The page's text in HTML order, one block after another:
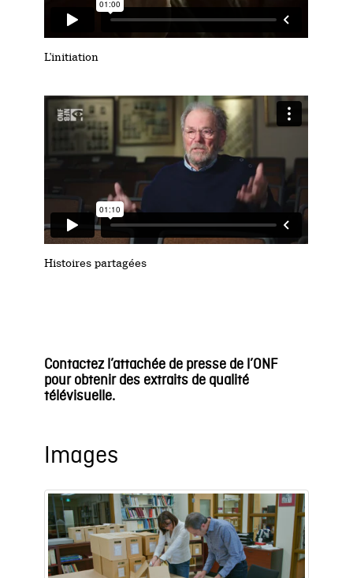
L'initiation
Histoires partagées
Contactez l’attachée de presse de l’ONF
pourobtenirdes extraits de qualité
télévisuelle.
Images